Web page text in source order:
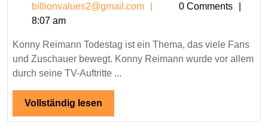
Todestag
–
Ein
Rückblick
auf
das
Leben
des
billionvalues2@gmail.com
0 Comments
8:07 am
Konny Reimann Todestag ist ein Thema, das viele Fans
und Zuschauer bewegt. Konny Reimann wurde vor allem
durch seine TV-Auftritte ...
Vollständig lesen
lesen